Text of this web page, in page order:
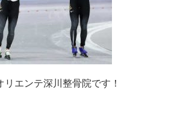
リエンテ深川整骨院です！